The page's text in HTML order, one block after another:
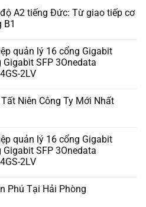
A2 tiếng Đức: Từ giao tiếp cơ
B1
quản lý 16 cổng Gigabit
Gigabit SFP 3Onedata
2LV
Niên Công Ty Mới Nhất
quản lý 16 cổng Gigabit
Gigabit SFP 3Onedata
2LV
Phú Tại Hải Phòng